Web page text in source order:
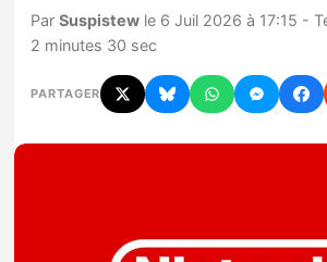
Mises à jour
Chiffres de ventes
Rumeurs
Tests et previews
ParSuspistew le 6 Juil 2026 à 17:15 -
2 minutes 30 sec
PARTAGER